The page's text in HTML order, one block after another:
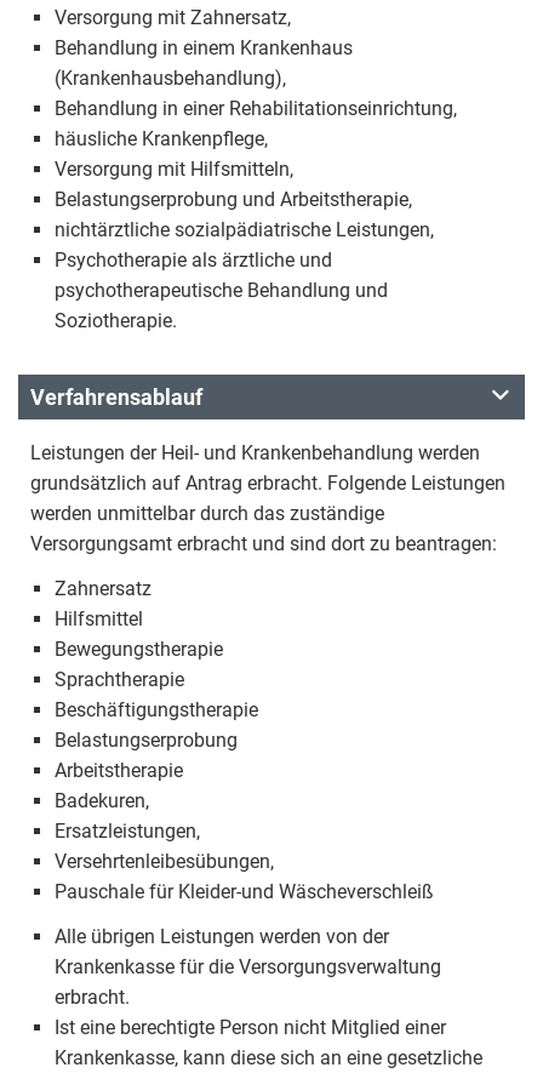
Versorgung mit Zahnersatz,
Behandlung in einem Krankenhaus
(Krankenhausbehandlung),
Behandlung in einer Rehabilitationseinrichtung,
häusliche Krankenpflege,
Versorgung mit Hilfsmitteln,
Belastungserprobung und Arbeitstherapie,
nichtärztliche sozialpädiatrische Leistungen,
Psychotherapie als ärztliche und
psychotherapeutische Behandlung und
Soziotherapie.
Verfahrensablauf
Leistungen der Heil- und Krankenbehandlung werden
grundsätzlich auf Antrag erbracht. Folgende Leistungen
werden unmittelbar durch das zuständige
Versorgungsamt erbracht und sind dort zu beantragen:
Zahnersatz
Hilfsmittel
Bewegungstherapie
Sprachtherapie
Beschäftigungstherapie
Belastungserprobung
Arbeitstherapie
Badekuren,
Ersatzleistungen,
Versehrtenleibesübungen,
Pauschale für Kleider-und Wäscheverschleiß
Alle übrigen Leistungen werden von der
Krankenkasse für die Versorgungsverwaltung
erbracht.
Ist eine berechtigte Person nicht Mitglied einer
Krankenkasse, kann diese sich an eine gesetzliche